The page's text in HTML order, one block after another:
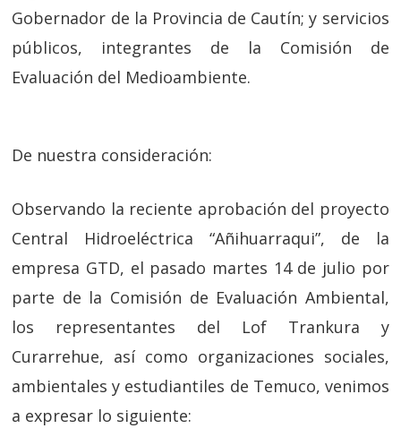
Gobernador de la Provincia de Cautín; y servicios
públicos, integrantes de la Comisión de
Evaluación del Medioambiente.
De nuestra consideración:
Observando la reciente aprobación del proyecto
Central Hidroeléctrica “Añihuarraqui”, de la
empresa GTD, el pasado martes 14 de julio por
parte de la Comisión de Evaluación Ambiental,
los representantes del Lof Trankura y
Curarrehue, así como organizaciones sociales,
ambientales y estudiantiles de Temuco, venimos
a expresar lo siguiente: